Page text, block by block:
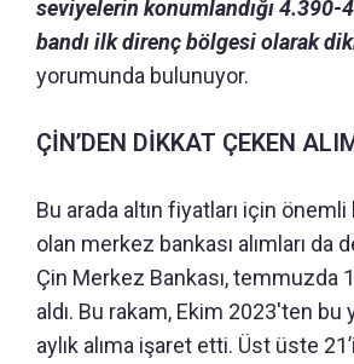
seviyelerin konumlandığı 4.390-
bandı ilk direnç bölgesi olarak
yorumunda bulunuyor.
ÇİN’DEN DİKKAT ÇEKEN
Bu arada altın fiyatları için
olan merkez bankası alımları da
Çin Merkez Bankası, temmuzda
aldı. Bu rakam, Ekim 2023'ten bu
aylık alıma işaret etti. Üst üste